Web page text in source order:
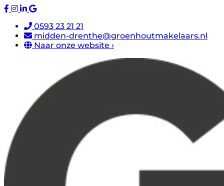
0593 23 21 21
midden-drenthe@groenhoutmakelaars.nl
Naar onze website ›